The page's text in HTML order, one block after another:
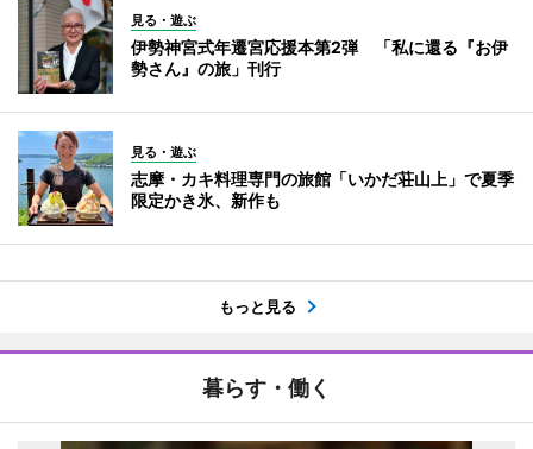
見る・遊ぶ
伊勢神宮式年遷宮応援本第2弾 「私に還る『お伊
勢さん』の旅」刊行
見る・遊ぶ
志摩・カキ料理専門の旅館「いかだ荘山上」で夏季
限定かき氷、新作も
もっと見る
暮らす・働く